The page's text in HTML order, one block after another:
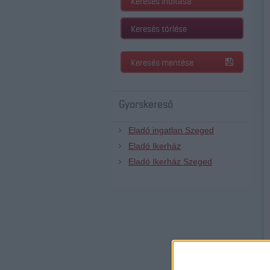
Keresés törlése
Keresés mentése
Gyorskereső
Eladó ingatlan Szeged
Eladó Ikerház
Eladó Ikerház Szeged